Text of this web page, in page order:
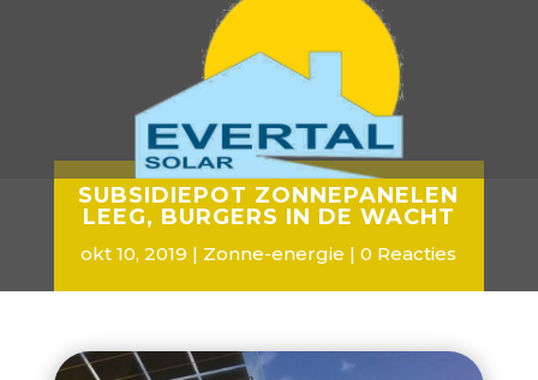
SUBSIDIEPOT ZONNEPANELEN
LEEG, BURGERS IN DE WACHT
okt 10, 2019 Zonne-energie 0 Reacties